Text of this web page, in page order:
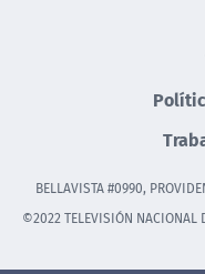
BELLAVISTA #0990,
©2022 TELEVISIÓN NACIONAL